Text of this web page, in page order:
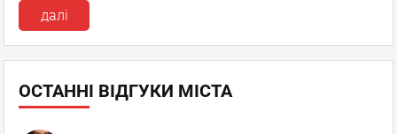
далі
ОСТАННІ ВІДГУКИ МІСТА